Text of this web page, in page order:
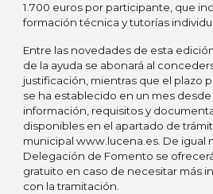
1.700 euros por participante, que
formación técnica y tutorías
Entre las novedades de esta
de la ayuda se abonará al
justificación, mientras que el plazo
se ha establecido en un mes desde
información, requisitos y
disponibles en el apartado de
municipal www.lucena.es. De igual
Delegación de Fomento se
gratuito en caso de necesitar más
con la tramitación.